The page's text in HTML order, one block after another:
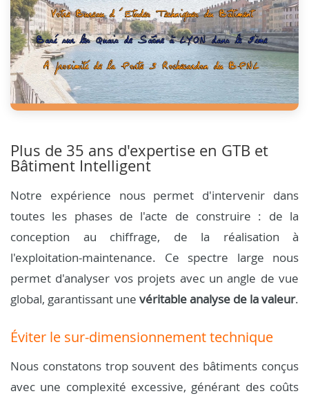
Plus de 35 ans d'expertise en GTB et
Bâtiment Intelligent
Notre expérience nous permet d'intervenir dans
toutes les phases de l'acte de construire : de la
conception au chiffrage, de la réalisation à
l'exploitation-maintenance. Ce spectre large nous
permet d'analyser vos projets avec un angle de vue
global, garantissant une véritable analyse de la valeur.
Éviter le sur-dimensionnement technique
Nous constatons trop souvent des bâtiments conçus
avec une complexité excessive, générant des coûts